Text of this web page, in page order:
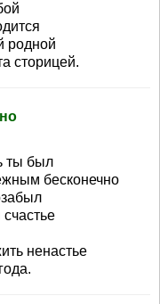
родной
сторицей.
ты был
бесконечно
счастье
ненастье